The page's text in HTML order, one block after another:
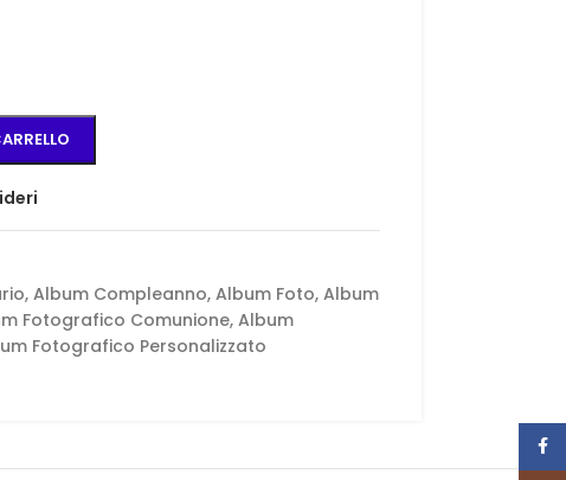
, Album Compleanno, Album Foto, Album
Fotografico Comunione, Album
Fotografico Personalizzato